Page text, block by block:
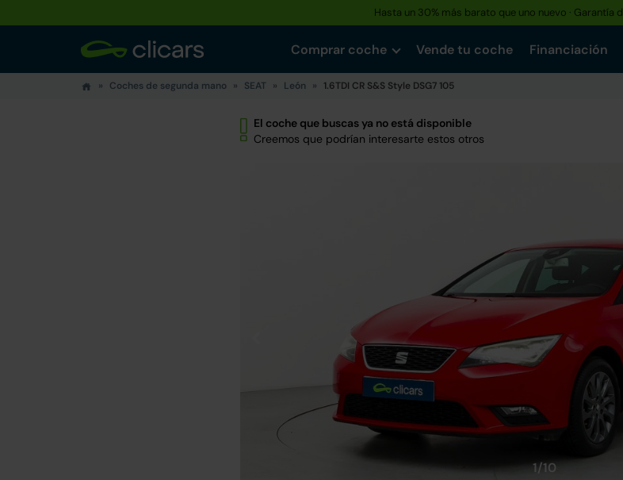
Hasta un 30% más barato que uno nuevo · Garantía
Comprar coche Vende tu coche Financiación
Coches de segunda mano SEAT León 1.6TDI CR S&S Style DSG7 105
El coche que buscas ya no está disponible
Creemos que podrían interesarte estos otros
1/10